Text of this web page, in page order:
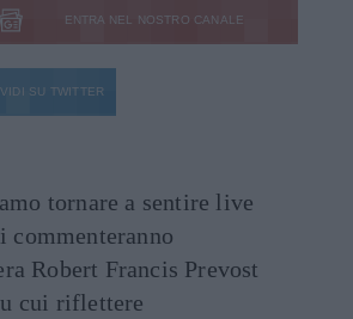
ENTRA NEL NOSTRO CANALE
SU TWITTER
tornare a sentire live
Robert Francis Prevost
cui riflettere